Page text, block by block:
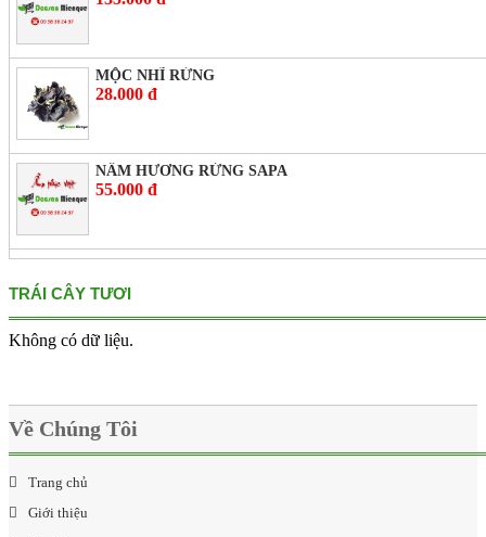
MỘC NHĨ RỪNG
28.000 đ
NẤM HƯƠNG RỪNG SAPA
55.000 đ
TRÁI CÂY TƯƠI
Không có dữ liệu.
Về Chúng Tôi
Trang chủ
Giới thiệu